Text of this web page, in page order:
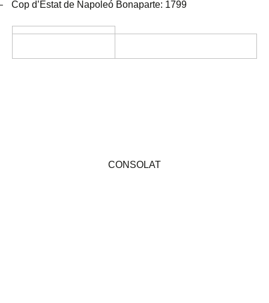
Cop d’Estat de Napoleó Bonaparte: 1799
CONSOLAT